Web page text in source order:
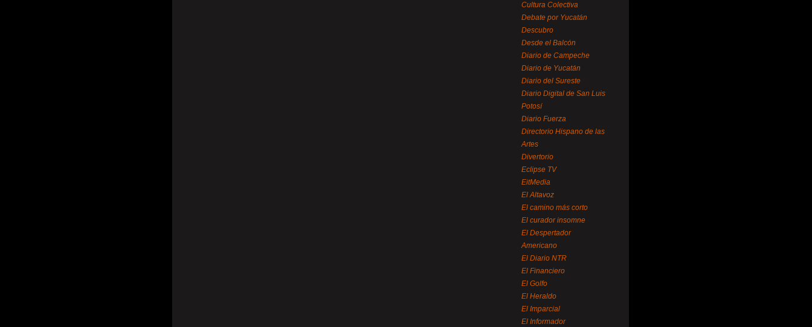
Cultura Colectiva
Debate por Yucatán
Descubro
Desde el Balcón
Diario de Campeche
Diario de Yucatán
Diario del Sureste
Diario Digital de San Luis
Potosí
Diario Fuerza
Directorio Hispano de las
Artes
Divertorio
Eclipse TV
EitMedia
El Altavoz
El camino más corto
El curador insomne
El Despertador
Americano
El Diario NTR
El Financiero
El Golfo
El Heraldo
El Imparcial
El Informador